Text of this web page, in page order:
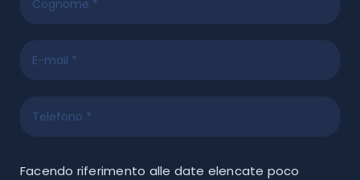
Facendo riferimento alle date elencate poco